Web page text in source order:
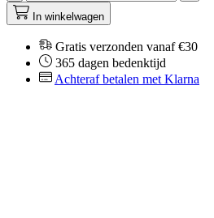
In winkelwagen
Gratis verzonden vanaf €30
365 dagen bedenktijd
Achteraf betalen met Klarna